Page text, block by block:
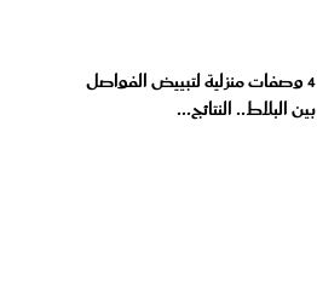
4 وصفات منزلية لتبييض الفواصل
بين البلاط.. النتائج...